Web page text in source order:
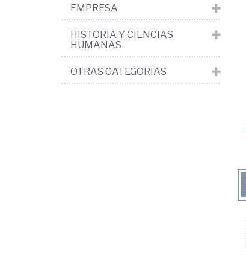
EMPRESA
HISTORIA Y CIENCIAS
HUMANAS
OTRAS CATEGORÍAS